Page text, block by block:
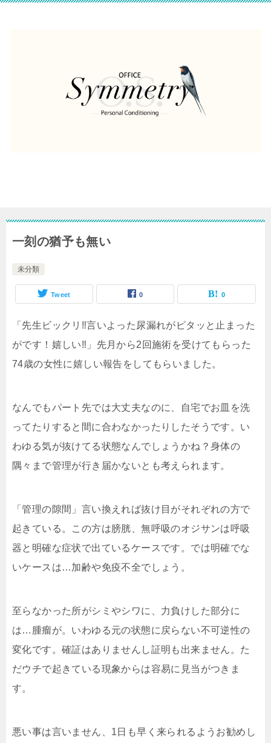
一刻の猶予も無い
未分類
Tweet 0 0
「先生ビックリ‼︎言いよった尿漏れがピタッと止まった
がです！嬉しい‼︎」先月から2回施術を受けてもらった
74歳の女性に嬉しい報告をしてもらいました。
なんでもパート先では大丈夫なのに、自宅でお皿を洗
ってたりすると間に合わなかったりしたそうです。い
わゆる気が抜けてる状態なんでしょうかね？身体の
隅々まで管理が行き届かないとも考えられます。
「管理の隙間」言い換えれば抜け目がそれぞれの方で
起きている。この方は膀胱、無呼吸のオジサンは呼吸
器と明確な症状で出ているケースです。では明確でな
いケースは…加齢や免疫不全でしょう。
至らなかった所がシミやシワに、力負けした部分に
は…腫瘤が。いわゆる元の状態に戻らない不可逆性の
変化です。確証はありませんし証明も出来ません。た
だウチで起きている現象からは容易に見当がつきま
す。
悪い事は言いません、1日も早く来られるようお勧めし